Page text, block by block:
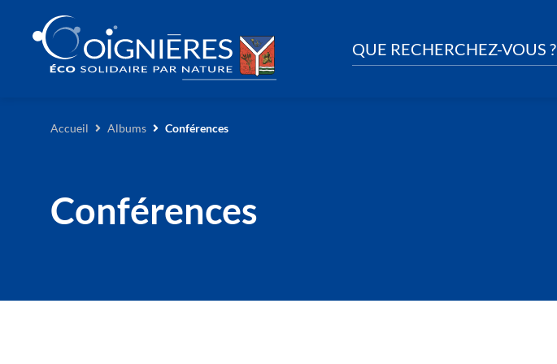
QUE RECHERCHEZ-VOUS ?
Accueil Albums Conférences
Conférences